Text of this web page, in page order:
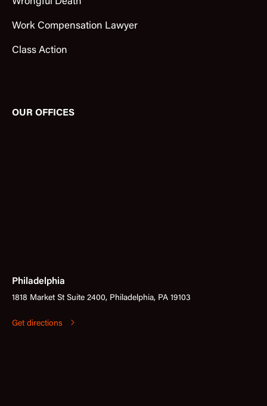
Work Compensation Lawyer
Class Action
OUR OFFICES
Philadelphia
1818 Market St Suite 2400, Philadelphia, PA 19103
Get directions